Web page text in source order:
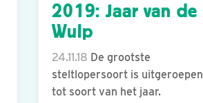
2019: Jaar van de
Wulp
24.11.18 De grootste
steltlopersoort is uitgeroepen
tot soort van het jaar.